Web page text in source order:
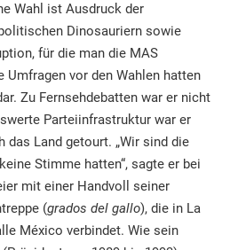
Wahl ist Ausdruck der
Dinosauriern sowie
für die man die MAS
vor den Wahlen hatten
Zu Fernsehdebatten war er nicht
Parteiinfrastruktur war er
das Land getourt. „Wir sind die
Stimme hatten“, sagte er bei
mit einer Handvoll seiner
(grados del gallo), die in La
México verbindet. Wie sein